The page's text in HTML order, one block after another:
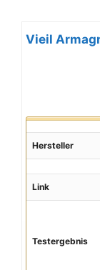
Vieil
Hersteller
Link
Testergebnis